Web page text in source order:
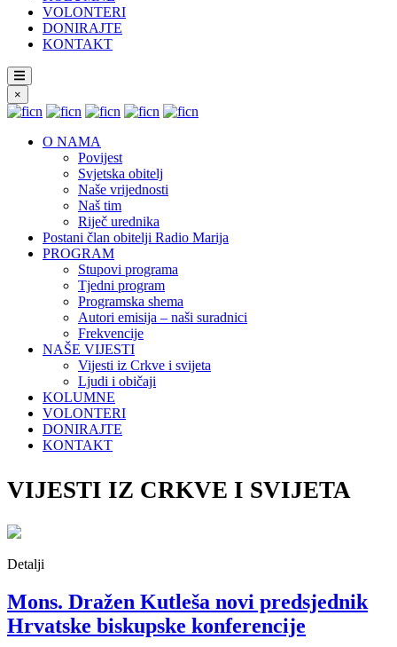
VOLONTERI
DONIRAJTE
KONTAKT
×
O NAMA
Povijest
Svjetska obitelj
Naše vrijednosti
Naš tim
Riječ urednika
Postani član obitelji Radio Marija
PROGRAM
Stupovi programa
Tjedni program
Programska shema
Autori emisija – naši suradnici
Frekvencije
NAŠE VIJESTI
Vijesti iz Crkve i svijeta
Ljudi i običaji
KOLUMNE
VOLONTERI
DONIRAJTE
KONTAKT
VIJESTI IZ CRKVE I SVIJETA
Detalji
Mons. Dražen Kutleša novi predsjednik
Hrvatske biskupske konferencije